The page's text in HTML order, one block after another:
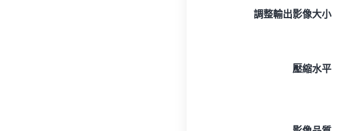
調整輸出影像大小
壓縮水平